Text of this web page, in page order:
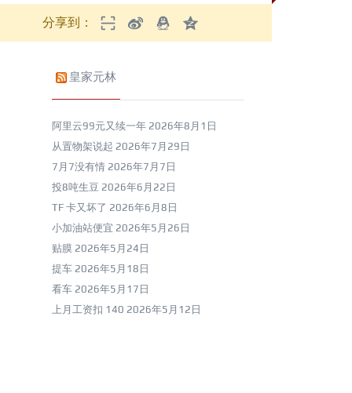
分享到：
皇家元林
阿里云99元又续一年 2026年8月1日
从置物架说起 2026年7月29日
7月7没有情 2026年7月7日
投8吨生豆 2026年6月22日
TF 卡又坏了 2026年6月8日
小加油站便宜 2026年5月26日
贴膜 2026年5月24日
提车 2026年5月18日
看车 2026年5月17日
上月工资扣 140 2026年5月12日